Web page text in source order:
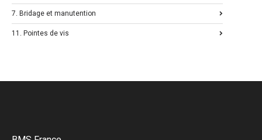
7. Bridage et manutention
11. Pointes de vis